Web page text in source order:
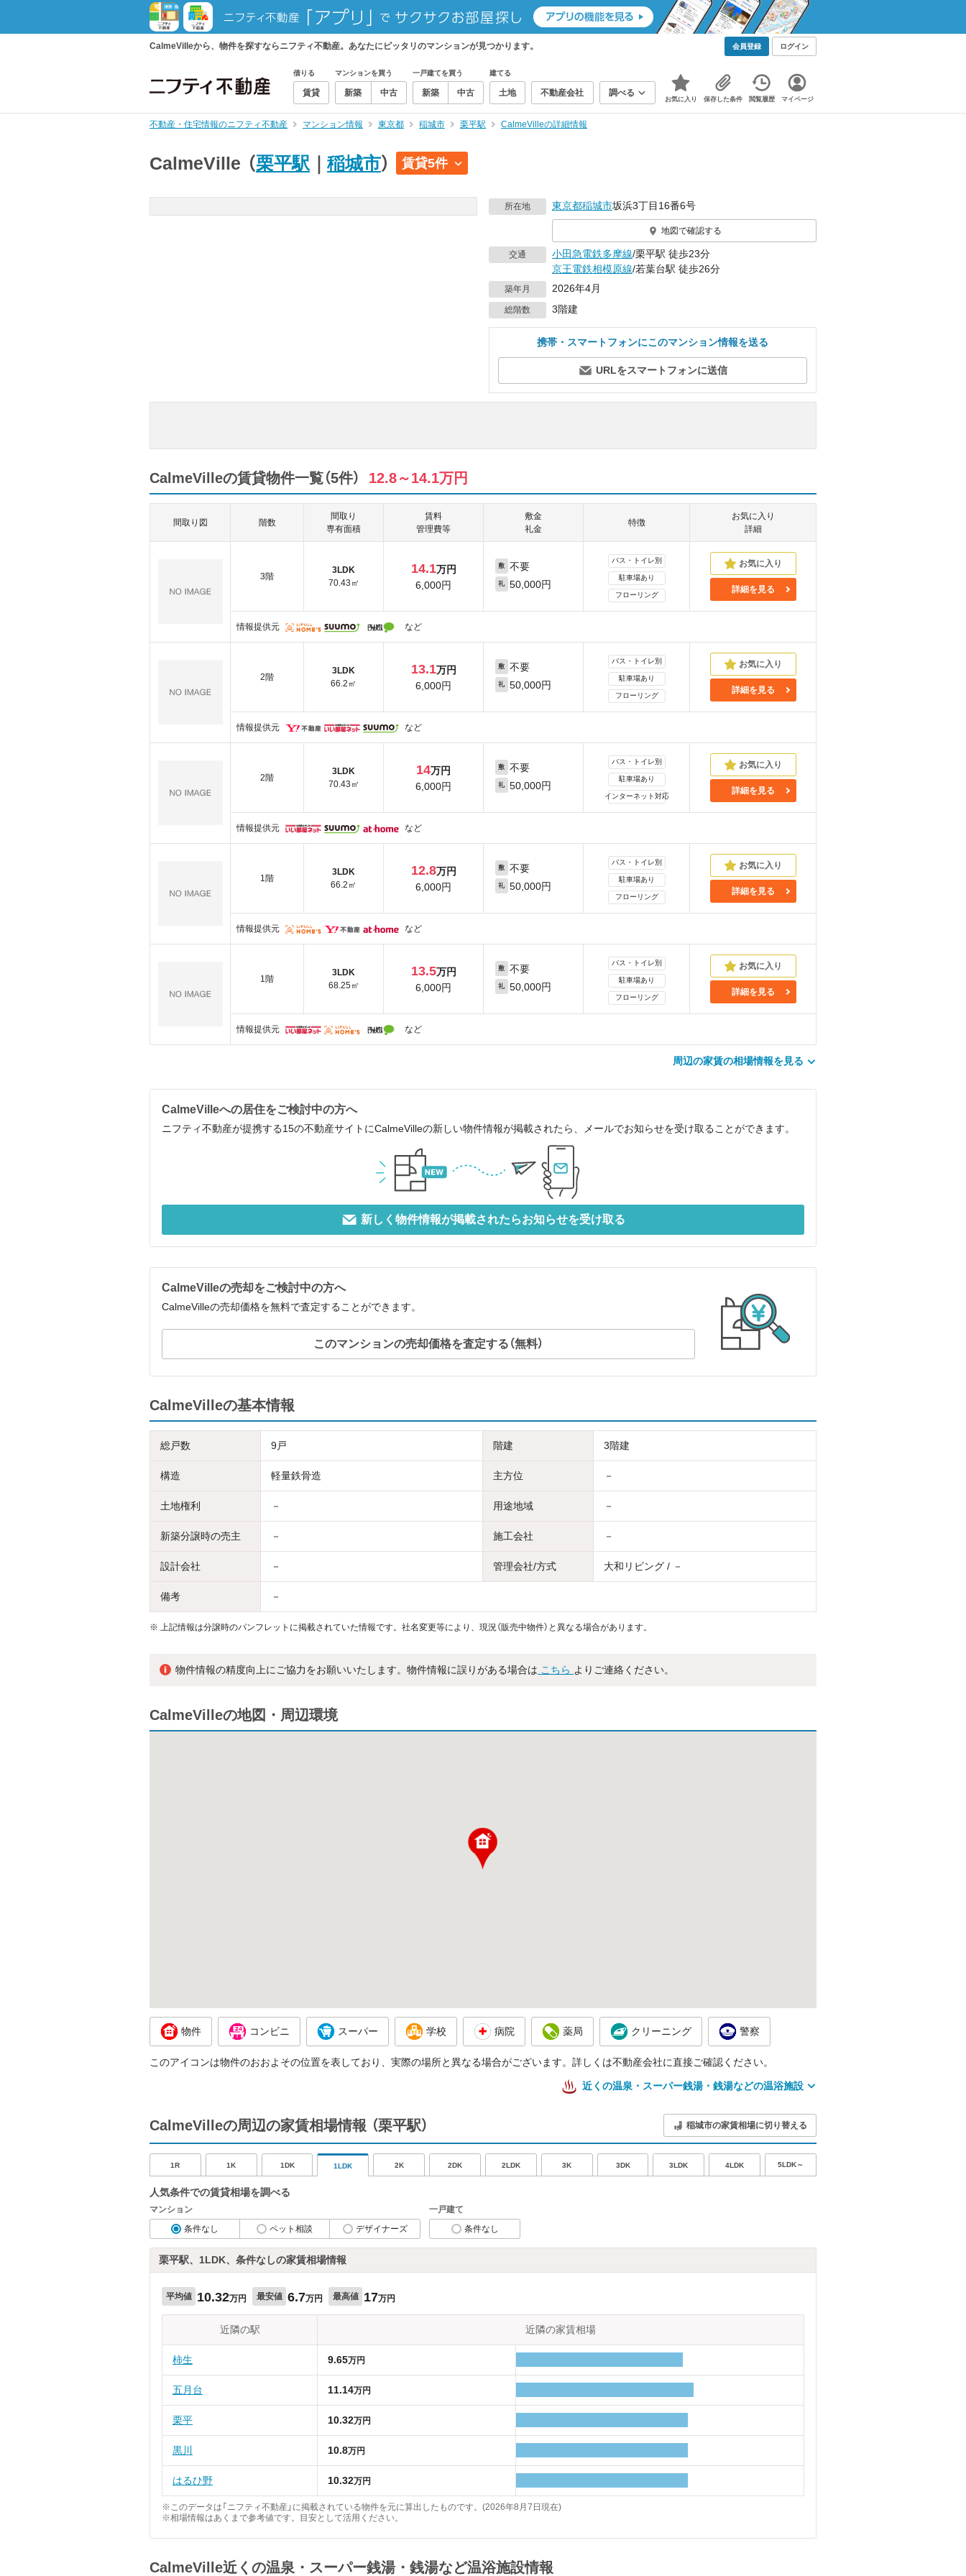
CalmeVilleから、物件を探すならニフティ不動産。あなたにピッタリのマンションが見つかります。 会員登録 ログイン
借りる
賃貸
マンションを買う
新築 中古
一戸建てを買う
新築 中古
建てる
土地 不動産会社 調べる
お気に入り 保存した条件 閲覧履歴 マイページ
不動産・住宅情報のニフティ不動産 マンション情報 東京都 稲城市 栗平駅 CalmeVilleの詳細情報
CalmeVille （栗平駅 稲城市） 賃貸5件
所在地 東京都稲城市坂浜3丁目16番6号
地図で確認する
交通 小田急電鉄多摩線/栗平駅 徒歩23分
京王電鉄相模原線/若葉台駅 徒歩26分
築年月 2026年4月
総階数 3階建
携帯・スマートフォンにこのマンション情報を送る
URLをスマートフォンに送信
CalmeVilleの賃貸物件一覧（5件） 12.8～14.1万円
間取り図 階数
間取り
専有面積
賃料
管理費等
敷金
礼金
特徴
お気に入り
詳細
3階
3LDK
70.43㎡
14.1万円
6,000円
敷 不要
礼 50,000円
バス・トイレ別
駐車場あり
フローリング
詳細を見る
情報提供元 など
2階
3LDK
66.2㎡
13.1万円
6,000円
敷 不要
礼 50,000円
バス・トイレ別
駐車場あり
フローリング
詳細を見る
情報提供元 など
2階
3LDK
70.43㎡
14万円
6,000円
敷 不要
礼 50,000円
バス・トイレ別
駐車場あり
インターネット対応
詳細を見る
情報提供元 など
1階
3LDK
66.2㎡
12.8万円
6,000円
敷 不要
礼 50,000円
バス・トイレ別
駐車場あり
フローリング
詳細を見る
情報提供元 など
1階
3LDK
68.25㎡
13.5万円
6,000円
敷 不要
礼 50,000円
バス・トイレ別
駐車場あり
フローリング
詳細を見る
情報提供元 など
周辺の家賃の相場情報を見る
CalmeVilleへの居住をご検討中の方へ
ニフティ不動産が提携する15の不動産サイトにCalmeVilleの新しい物件情報が掲載されたら、メールでお知らせを受け取ることができます。
新しく物件情報が掲載されたらお知らせを受け取る
CalmeVilleの売却をご検討中の方へ
CalmeVilleの売却価格を無料で査定することができます。
このマンションの売却価格を査定する（無料）
CalmeVilleの基本情報
総戸数 9戸 階建 3階建
構造 軽量鉄骨造 主方位 －
土地権利 － 用途地域 －
新築分譲時の売主 － 施工会社 －
設計会社 － 管理会社/方式 大和リビング / －
備考 －
※ 上記情報は分譲時のパンフレットに掲載されていた情報です。社名変更等により、現況（販売中物件）と異なる場合があります。
物件情報の精度向上にご協力をお願いいたします。物件情報に誤りがある場合は こちら よりご連絡ください。
CalmeVilleの地図・周辺環境
物件 コンビニ スーパー 学校 病院 薬局 クリーニング 警察
このアイコンは物件のおおよその位置を表しており、実際の場所と異なる場合がございます。詳しくは不動産会社に直接ご確認ください。
近くの温泉・スーパー銭湯・銭湯などの温浴施設
CalmeVilleの周辺の家賃相場情報 （栗平駅） 稲城市の家賃相場に切り替える
1R 1K 1DK 1LDK 2K 2DK 2LDK 3K 3DK 3LDK 4LDK 5LDK～
人気条件での賃貸相場を調べる
マンション
条件なし
ペット相談 デザイナーズ
一戸建て
条件なし
栗平駅、1LDK、条件なしの家賃相場情報
平均値 10.32万円 最安値 6.7万円 最高値 17万円
近隣の駅 近隣の家賃相場
柿生 9.65万円
五月台 11.14万円
栗平 10.32万円
黒川 10.8万円
はるひ野 10.32万円
※このデータは「ニフティ不動産」に掲載されている物件を元に算出したものです。(2026年8月7日現在)
※相場情報はあくまで参考値です。目安として活用ください。
CalmeVille近くの温泉・スーパー銭湯・銭湯など温浴施設情報